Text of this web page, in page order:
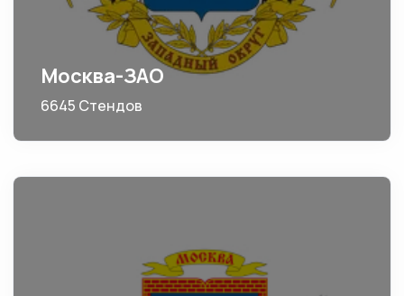
Москва-ЗАО
6645 Стендов